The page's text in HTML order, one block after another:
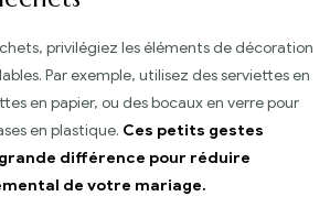
privilégiez les éléments de décoration
Par exemple, utilisez des serviettes en
en papier, ou des bocaux en verre pour
en plastique. Ces petits gestes
différence pour réduire
de votre mariage.